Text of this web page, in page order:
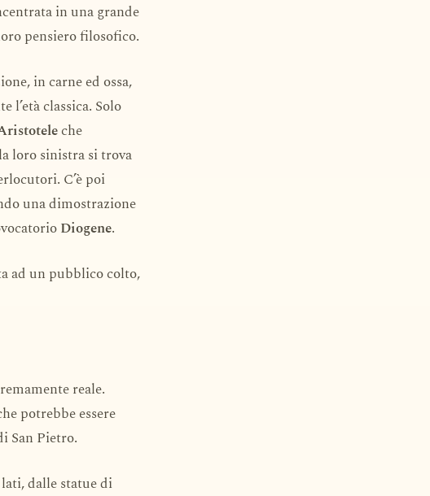
in una grande
pensiero filosofico.
in carne ed ossa,
l’età classica. Solo
che
loro sinistra si trova
C’è poi
una dimostrazione
Diogene.
ad un pubblico colto,
reale.
potrebbe essere
San Pietro.
dalle statue di